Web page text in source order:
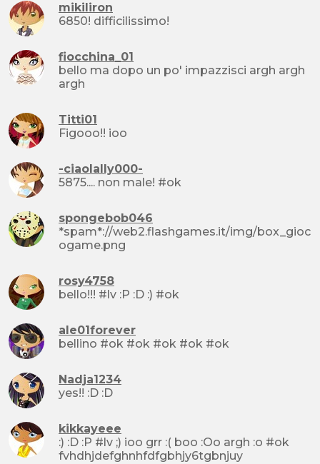
mikiliron
6850! difficilissimo!
fiocchina_01
bello ma dopo un po' impazzisci argh argh
argh
Titti01
Figooo!! ioo
-ciaolally000-
5875.... non male! #ok
spongebob046
*spam*://web2.flashgames.it/img/box_gioc
ogame.png
rosy4758
bello!!! #lv :P :D :) #ok
ale01forever
bellino #ok #ok #ok #ok #ok
Nadja1234
yes!! :D :D
kikkayeee
:) :D :P #lv ;) ioo grr :( boo :Oo argh :o #ok
fvhdhjdefghnhfdfgbhjy6tgbnjuy